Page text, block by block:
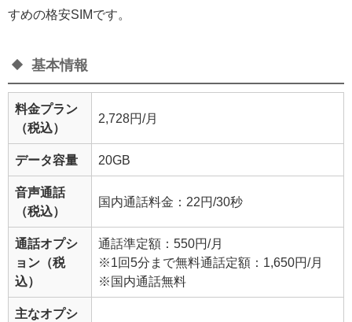
すめの格安SIMです。
基本情報
料金プラン
（税込）
2,728円/月
データ容量 20GB
音声通話
（税込）
国内通話料金：22円/30秒
通話オプシ
ョン（税
込）
通話準定額：550円/月
※1回5分まで無料通話定額：1,650円/月
※国内通話無料
主なオプシ